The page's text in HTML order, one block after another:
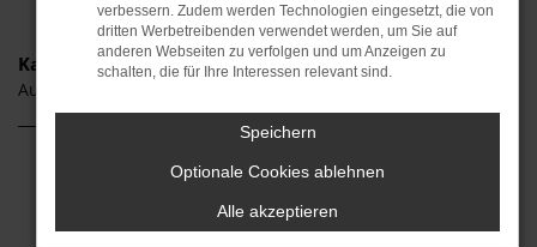
Kategorie
Audi Q7 Gebrauchtwagen Schrobenhausen
Fehler: Network Error
Beim Laden ist ein Fehler aufgetreten.
verbessern. Zudem werden Technologien eingesetzt, die von
dritten Werbetreibenden verwendet werden, um Sie auf
anderen Webseiten zu verfolgen und um Anzeigen zu
schalten, die für Ihre Interessen relevant sind.
Speichern
Optionale Cookies ablehnen
Alle akzeptieren